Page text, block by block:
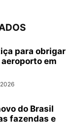
para obrigar
em
do Brasil
fazendas e